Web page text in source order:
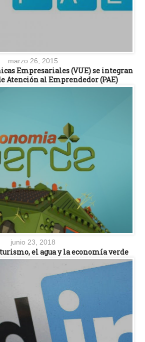
marzo 26, 2015
Empresariales (VUE) se integran
Atención al Emprendedor (PAE)
junio 23, 2018
el agua y la economía verde